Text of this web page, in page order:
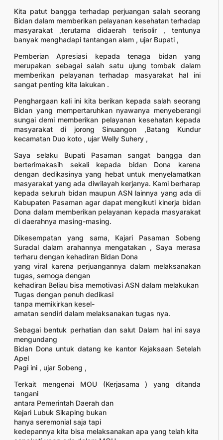
Kita patut bangga terhadap perjuangan salah seorang
Bidan dalam memberikan pelayanan kesehatan terhadap
masyarakat ,terutama didaerah terisolir , tentunya
banyak menghadapi tantangan alam , ujar Bupati ,
Pemberian Apresiasi kepada tenaga bidan yang
merupakan sebagai salah satu ujung tombak dalam
memberikan pelayanan terhadap masyarakat hal ini
sangat penting kita lakukan .
Penghargaan kali ini kita berikan kepada salah seorang
Bidan yang mempertaruhkan nyawanya menyeberangi
sungai demi memberikan pelayanan kesehatan kepada
masyarakat di jorong Sinuangon ,Batang Kundur
kecamatan Duo koto , ujar Welly Suhery ,
Saya selaku Bupati Pasaman sangat bangga dan
berterimakasih sekali kepada bidan Dona karena
dengan dedikasinya yang hebat untuk menyelamatkan
masyarakat yang ada diwilayah kerjanya. Kami berharap
kepada seluruh bidan maupun ASN lainnya yang ada di
Kabupaten Pasaman agar dapat mengikuti kinerja bidan
Dona dalam memberikan pelayanan kepada masyarakat
di daerahnya masing-masing.
Dikesempatan yang sama, Kajari Pasaman Sobeng
Suradal dalam arahannya mengatakan , Saya merasa
terharu dengan kehadiran Bidan Dona
yang viral karena perjuangannya dalam melaksanakan
tugas, semoga dengan
kehadiran Beliau bisa memotivasi ASN dalam melakukan
Tugas dengan penuh dedikasi
tanpa memikirkan kesel-
amatan sendiri dalam melaksanakan tugas nya.
Sebagai bentuk perhatian dan salut Dalam hal ini saya
mengundang
Bidan Dona untuk datang ke kantor Kejaksaan Setelah
Apel
Pagi ini , ujar Sobeng ,
Terkait mengenai MOU (Kerjasama ) yang ditanda
tangani
antara Pemerintah Daerah dan
Kejari Lubuk Sikaping bukan
hanya seremonial saja tapi
kedepannya kita bisa melaksanakan apa yang telah kita